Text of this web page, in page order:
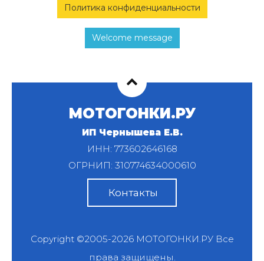
Политика конфиденциальности
Welcome message
МОТОГОНКИ.РУ
ИП Чернышева Е.В.
ИНН: 773602646168
ОГРНИП: 310774634000610
Контакты
Copyright ©2005-2026 МОТОГОНКИ.РУВсе
права защищены.